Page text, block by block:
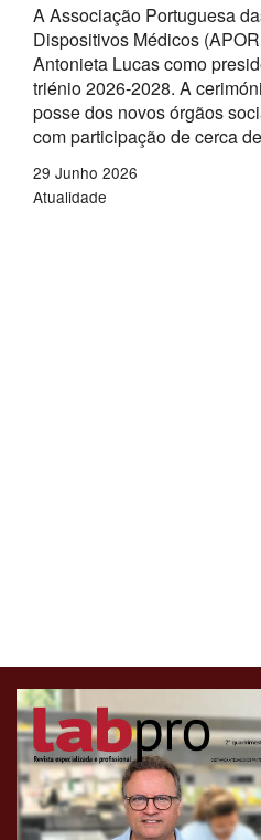
A Associação Portuguesa
Dispositivos Médicos
Antonieta Lucas como
triénio 2026-2028. A
posse dos novos órgãos
com participação de cerca
29 Junho 2026
Atualidade